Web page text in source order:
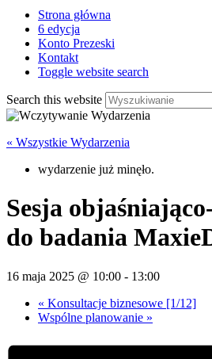
Strona główna
6 edycja
Konto Prezeski
Kontakt
Toggle website search
Search this website
« Wszystkie Wydarzenia
wydarzenie już minęło.
Sesja
do badania
16 maja 2025 @ 10:00 - 13:00
« Konsultacje biznesowe [1/12]
Wspólne planowanie »